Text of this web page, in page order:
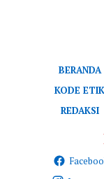
BERANDA
KODE ETIK
REDAKSI